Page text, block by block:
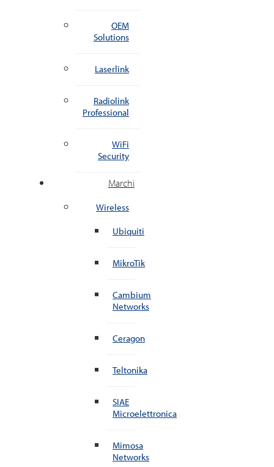
OEM
Solutions
Laserlink
Radiolink
Professional
WiFi
Security
Marchi
Wireless
Ubiquiti
MikroTik
Cambium
Networks
Ceragon
Teltonika
SIAE
Microelettronica
Mimosa
Networks